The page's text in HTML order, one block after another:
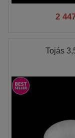
2
Tojás